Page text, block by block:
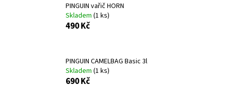
PINGUIN vařič HORN
Skladem (1 ks)
490 Kč
PINGUIN CAMELBAG Basic 3l
Skladem (1 ks)
690 Kč